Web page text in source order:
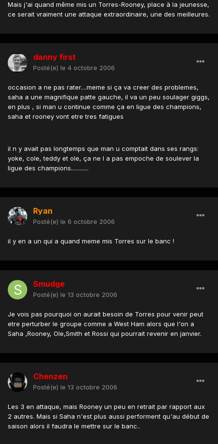
Mais j'ai quand même mis un Torres-Rooney, place à la jeunesse,
ce serait vraiment une attaque extraordinaire, une des meilleures.
danny first
Posté(e) le 4 octobre 2006
occasion a ne pas rater....meme si ça va creer des problemes,
saha a une magnifique patte gauche, il va un peu soulager giggs,
en plus , si man u continue comme ça en ligue des champions,
saha et rooney vont etre tres fatigues
il n y avait pas longtemps que man u comptait dans ses rangs:
yoke, cole, teddy et ole, ça ne l a pas empoche de soulever la
ligue des champions............
Ryan
Posté(e) le 6 octobre 2006
il y en a un qui a quand meme mis Torres sur le banc !
Smudge
Posté(e) le 13 octobre 2006
Je vois pas pourquoi on aurait besoin de Torres pour venir peut
etre perturber le groupe comme a West Ham alors que l'on a
Saha ,Rooney, Ole,Smith et Rossi qui pourrait revenir en janvier.
Chenzen
Posté(e) le 13 octobre 2006
Les 3 en attaque, mais Rooney un peu en retrait par rapport aux
2 autres. Mais si Saha n'est plus aussi performent qu'au début de
saison alors il faudra le mettre sur le banc..